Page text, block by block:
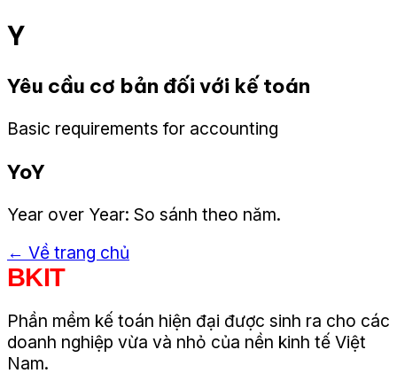
Y
Yêu cầu cơ bản đối với kế toán
Basic requirements for accounting
YoY
Year over Year: So sánh theo năm.
← Về trang chủ
BKIT
Phần mềm kế toán hiện đại được sinh ra cho các
doanh nghiệp vừa và nhỏ của nền kinh tế Việt
Nam.